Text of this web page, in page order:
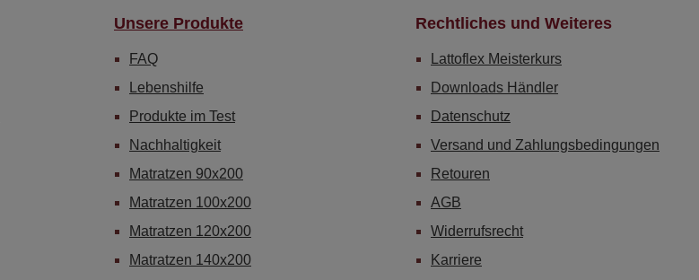
Unsere Produkte
FAQ
Lebenshilfe
Produkte im Test
Nachhaltigkeit
Matratzen 90x200
Matratzen 100x200
Matratzen 120x200
Matratzen 140x200
Rechtliches und Weiteres
Lattoflex Meisterkurs
Downloads Händler
Datenschutz
Versand und Zahlungsbedingungen
Retouren
AGB
Widerrufsrecht
Karriere